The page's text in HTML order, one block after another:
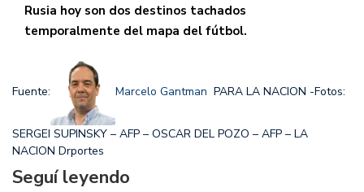
Rusia hoy son dos destinos tachados
temporalmente del mapa del fútbol.
Fuente: Marcelo Gantman PARA LA NACION -Fotos:
SERGEI SUPINSKY – AFP – OSCAR DEL POZO – AFP – LA
NACION Drportes
Seguí leyendo